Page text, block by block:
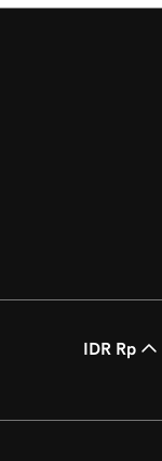
IDR Rp